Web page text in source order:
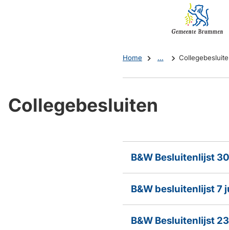
Mijn
Brummen
(Verwijst
naar
externe
Home ...
Collegebesluiten
B&W Besluitenlijst
B&W besluitenlijst 7
B&W Besluitenlijst